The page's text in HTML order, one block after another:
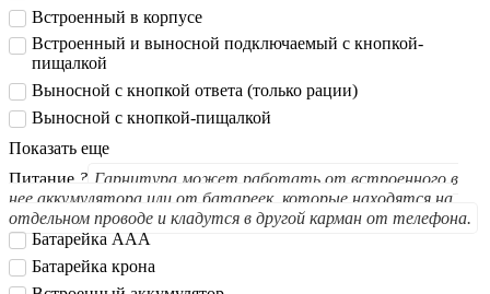
Встроенный в корпусе
Встроенный и выносной подключаемый с кнопкой-
пищалкой
Выносной с кнопкой ответа (только рации)
Выносной с кнопкой-пищалкой
Показать еще
Питание ? Гарнитура может работать от встроенного в
нее аккумулятора или от батареек, которые находятся на
отдельном проводе и кладутся в другой карман от телефона.
Батарейка ААА
Батарейка крона